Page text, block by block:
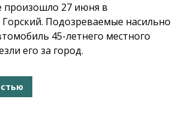
произошло 27 июня в
Подозреваемые насильно
45-летнего местного
его за город.